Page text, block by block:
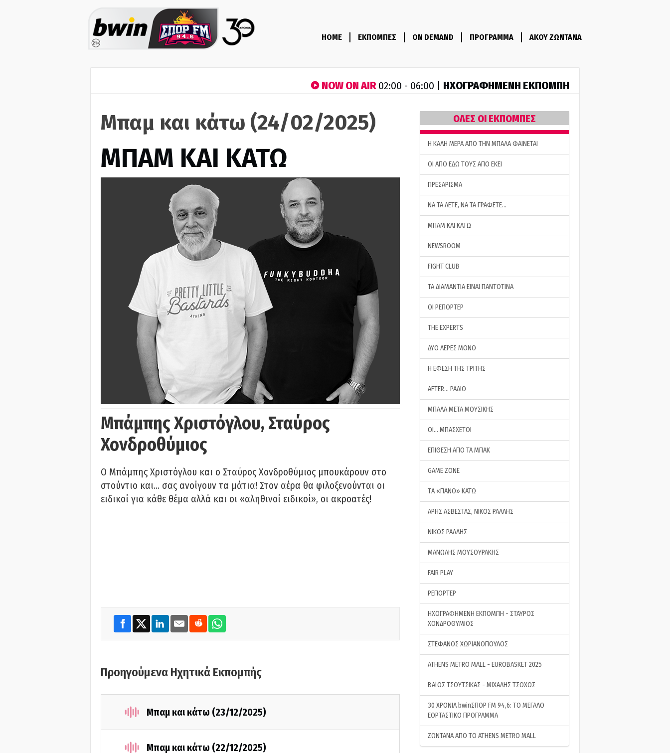
HOME ΕΚΠΟΜΠΕΣ ON DEMAND ΠΡΟΓΡΑΜΜΑ ΑΚΟΥ ΖΩΝΤΑΝΑ
NOW ON AIR02:00 - 06:00 | ΗΧΟΓΡΑΦΗΜΕΝΗ ΕΚΠΟΜΠΗ
Μπαμ και κάτω (24/02/2025)
ΜΠΑΜ ΚΑΙ ΚΑΤΩ
Μπάμπης Χριστόγλου, Σταύρος
Χονδροθύμιος
O Μπάμπης Χριστόγλου και ο Σταύρος Χονδροθύμιος μπουκάρουν στο
στούντιο και… σας ανοίγουν τα μάτια! Στον αέρα θα φιλοξενούνται οι
ειδικοί για κάθε θέμα αλλά και οι «αληθινοί ειδικοί», οι ακροατές!
Προηγούμενα Ηχητικά Εκπομπής
Μπαμ και κάτω (23/12/2025)
Μπαμ και κάτω (22/12/2025)
ΟΛΕΣ ΟΙ ΕΚΠΟΜΠΕΣ
H ΚΑΛΗ ΜΕΡΑ ΑΠΟ ΤΗΝ ΜΠΑΛΑ ΦΑΙΝΕΤΑΙ
ΟΙ ΑΠΟ ΕΔΩ ΤΟΥΣ ΑΠΟ ΕΚΕΙ
ΠΡΕΣΑΡΙΣΜΑ
ΝΑ ΤΑ ΛΕΤΕ, ΝΑ ΤΑ ΓΡΑΦΕΤΕ…
ΜΠΑΜ ΚΑΙ ΚΑΤΩ
NEWSROOM
FIGHT CLUB
ΤΑ ΔΙΑΜΑΝΤΙΑ ΕΙΝΑΙ ΠΑΝΤΟΤΙΝΑ
ΟΙ ΡΕΠΟΡΤΕΡ
THE EXPERTS
ΔΥΟ ΛΕΡΕΣ ΜΟΝΟ
Η ΕΦΕΣΗ ΤΗΣ ΤΡΙΤΗΣ
AFTER… ΡΑΔΙΟ
ΜΠΑΛΑ ΜΕΤΑ ΜΟΥΣΙΚΗΣ
ΟΙ… ΜΠΑΣΧΕΤΟΙ
ΕΠΙΘΕΣΗ ΑΠΟ ΤΑ ΜΠΑΚ
GAME ZONE
ΤA «ΠΑΝΟ» ΚΑΤΩ
ΑΡΗΣ ΑΣΒΕΣΤΑΣ, ΝΙΚΟΣ ΡΑΛΛΗΣ
ΝΙΚΟΣ ΡΑΛΛΗΣ
ΜΑΝΩΛΗΣ ΜΟΥΣΟΥΡΑΚΗΣ
FAIR PLAY
ΡΕΠΟΡΤΕΡ
ΗΧΟΓΡΑΦΗΜΕΝΗ ΕΚΠΟΜΠΗ - ΣΤΑΥΡΟΣ
ΧΟΝΔΡΟΘΥΜΙΟΣ
ΣΤΕΦΑΝΟΣ ΧΩΡΙΑΝΟΠΟΥΛΟΣ
ATHENS METRO MALL - EUROBASKET 2025
ΒΑΪΟΣ ΤΣΟΥΤΣΙΚΑΣ - ΜΙΧΑΛΗΣ ΤΣΟΧΟΣ
30 ΧΡΟΝΙΑ bwinΣΠΟΡ FM 94,6: ΤΟ ΜΕΓΑΛΟ
ΕΟΡΤΑΣΤΙΚΟ ΠΡΟΓΡΑΜΜΑ
ΖΩΝΤΑΝΑ ΑΠΟ ΤΟ ATHENS METRO MALL